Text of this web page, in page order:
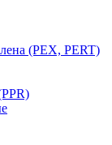
(PEX, PERT)